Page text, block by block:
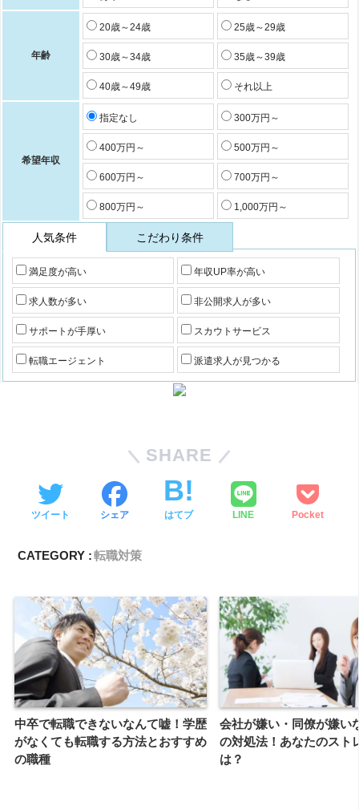
年齢
20歳～24歳 25歳～29歳
30歳～34歳 35歳～39歳
40歳～49歳 それ以上
希望年収
指定なし 300万円～
400万円～ 500万円～
600万円～ 700万円～
800万円～ 1,000万円～
人気条件 こだわり条件
満足度が高い 年収UP率が高い
求人数が多い 非公開求人が多い
サポートが手厚い スカウトサービス
転職エージェント 派遣求人が見つかる
SHARE
ツイート シェア はてブ LINE Pocket
CATEGORY :転職対策
中卒で転職できないなんて嘘！学歴
がなくても転職する方法とおすすめ
の職種
会社が嫌い・同僚が嫌い
の対処法！あなたのスト
は？